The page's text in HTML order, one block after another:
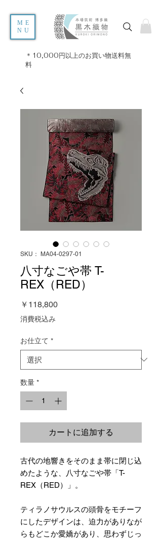
ME
NU
＊10,000円以上のお買い物送料無
料
SKU： MA04-0297-01
八寸なごや帯 T-
REX（RED）
￥118,800価
消費税込み
お仕立て *
数量 *
カートに追加する
古代の地響きをそのまま帯に閉じ込
めたような、八寸なごや帯「T-
REX（RED）」。
ティラノサウルスの頭骨をモチーフ
にしたデザインは、迫力がありなが
らもどこか愛嬌があり、思わずじっ